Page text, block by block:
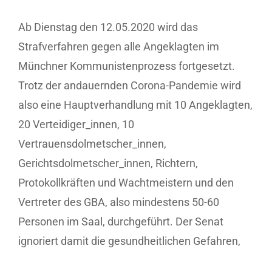
Ab Dienstag den 12.05.2020 wird das
Strafverfahren gegen alle Angeklagten im
Münchner Kommunistenprozess fortgesetzt.
Trotz der andauernden Corona-Pandemie wird
also eine Hauptverhandlung mit 10 Angeklagten,
20 Verteidiger_innen, 10
Vertrauensdolmetscher_innen,
Gerichtsdolmetscher_innen, Richtern,
Protokollkräften und Wachtmeistern und den
Vertreter des GBA, also mindestens 50-60
Personen im Saal, durchgeführt. Der Senat
ignoriert damit die gesundheitlichen Gefahren,